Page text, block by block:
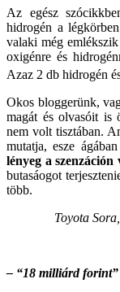
Az egész
hidrogén a
valaki még
oxigénre és
Azaz 2 db hidrogén
Okos bloggerünk,
magát és olvasóit is
nem volt tisztában.
mutatja, esze
lényeg a szenzáción
butasáogot
több.
Toyota
– “18 milliárd forint”